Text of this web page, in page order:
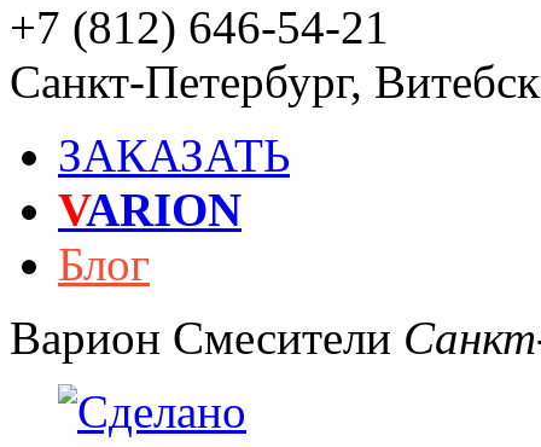
+7 (812) 646-54-21
Санкт-Петербург,
ЗАКАЗАТЬ
VARION
Блог
Варион Смесители